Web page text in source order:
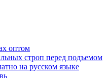
оптом
строп перед подъемом
на русском языке